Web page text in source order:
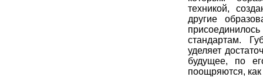
техникой,
другие
стандартам.
уделяет
будущее, по
поощряются,